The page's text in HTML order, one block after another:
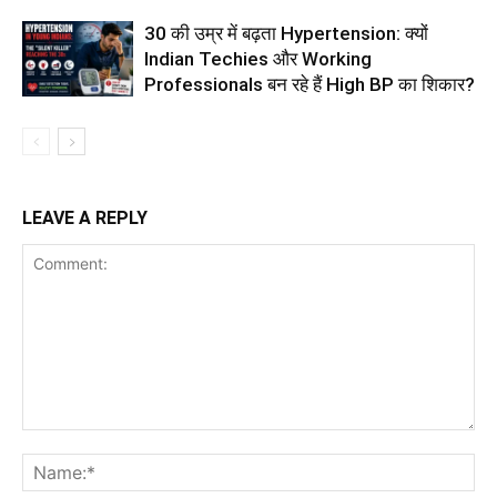
30 की उम्र में बढ़ता Hypertension: क्यों
Indian Techies और Working
Professionals बन रहे हैं High BP का शिकार?
LEAVE A REPLY